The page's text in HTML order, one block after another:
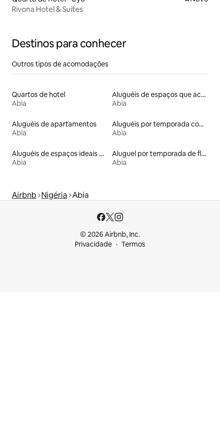
Rivona Hotel & Suites
Destinos para conhecer
Outros tipos de acomodações
Quartos de hotel
Abia
Aluguéis de espaços que aceitam animais de estimação
Abia
Aluguéis de apartamentos
Abia
Aluguéis por temporada com banheira de hidromassagem
Abia
Aluguéis de espaços ideais para famílias
Abia
Aluguel por temporada de flats
Abia
Airbnb Nigéria Abia
© 2026 Airbnb, Inc.
Privacidade
Termos